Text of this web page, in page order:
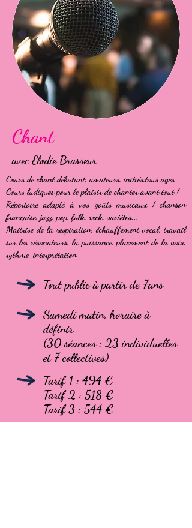
Chant
avec Elodie Brasseur
Cours de chant débutant, amateurs, initiés,tous ages
Cours ludiques pour le plaisir de chanter avant tout !
Répertoire adapté à vos goûts musicaux ! chanson
française, jazz, pop, folk, rock, variétés...
Maitrise de la respiration, échauffement vocal, travail
sur les résonateurs, la puissance, placement de la voix,
rythme, interprétation
Tout public à partir de 7ans
Samedi matin, horaire à
définir
(30 séances : 23 individuelles
et 7 collectives)
Tarif 1 : 494 €
Tarif 2 : 518 €
Tarif 3 : 544 €